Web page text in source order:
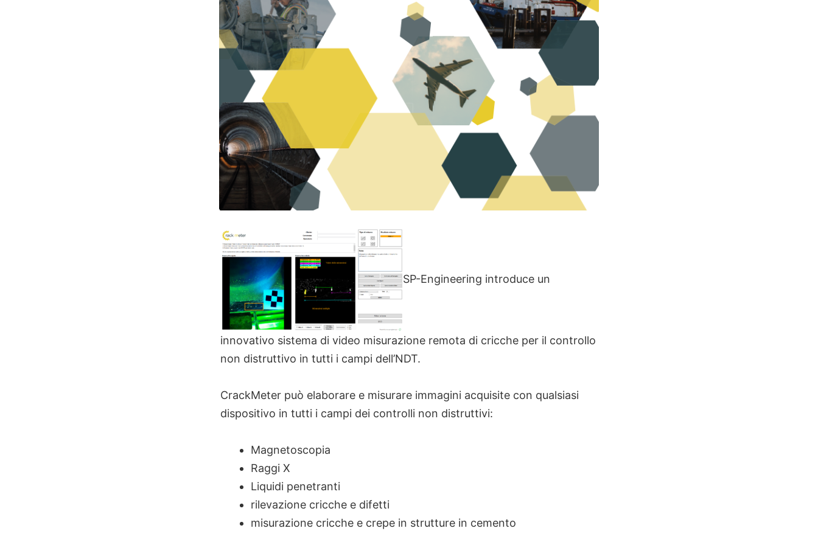
SP-Engineering introduce un
innovativo sistema di video misurazione remota di cricche per il controllo
non distruttivo in tutti i campi dell’NDT.
CrackMeter può elaborare e misurare immagini acquisite con qualsiasi
dispositivo in tutti i campi dei controlli non distruttivi:
Magnetoscopia
Raggi X
Liquidi penetranti
rilevazione cricche e difetti
misurazione cricche e crepe in strutture in cemento